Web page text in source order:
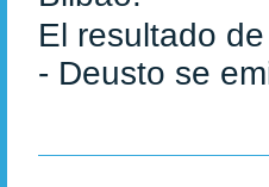
El resultado
- Deusto se